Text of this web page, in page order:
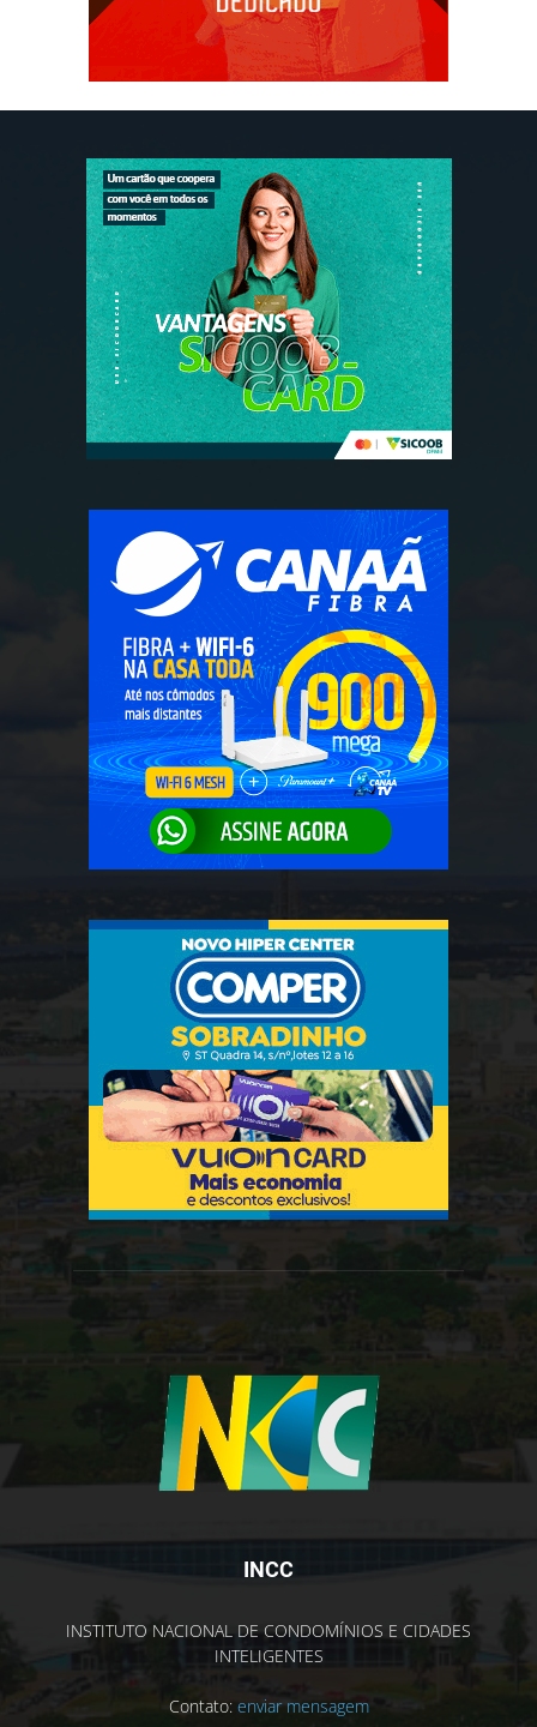
INCC
INSTITUTO NACIONAL DE CONDOMÍNIOS E CIDADES
INTELIGENTES
Contato: enviar mensagem